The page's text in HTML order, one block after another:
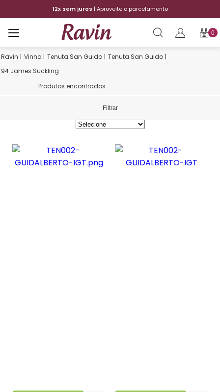
12x sem juros | Aproveite o parcelamento
0
Vinho Tenuta San Guido
Tenuta San Guido
94 James Suckling
Produtos encontrados
Filtrar